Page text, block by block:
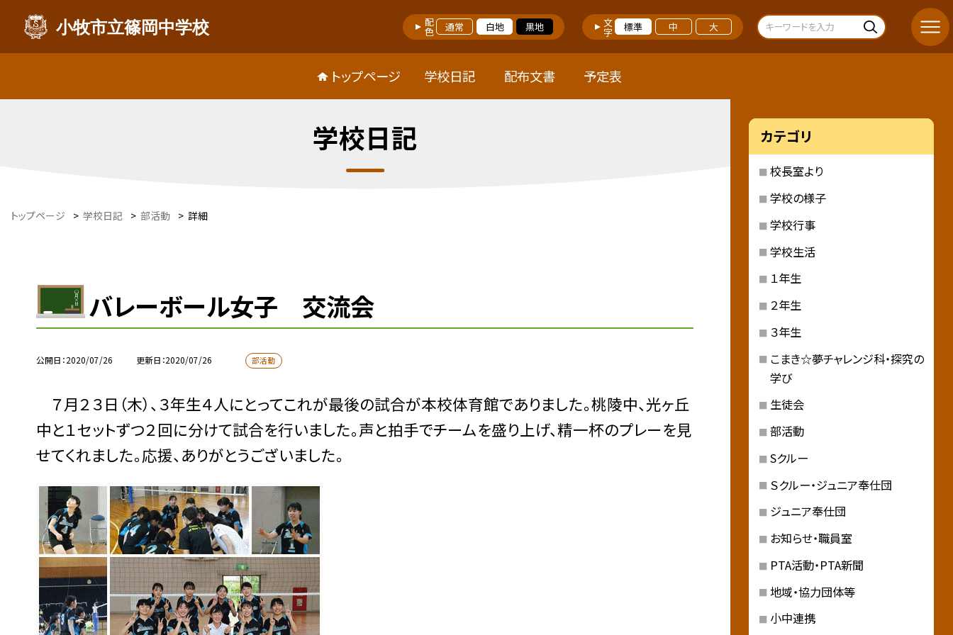
小牧市立篠岡中学校 配色 通常 白地 黒地 文字 標準 中 大
トップページ 学校日記 配布文書 予定表
学校日記
トップページ > 学校日記 > 部活動 > 詳細
バレーボール女子 交流会
公開日 2020/07/26 更新日 2020/07/26 部活動
７月２３日（木）、３年生４人にとってこれが最後の試合が本校体育館でありました。桃陵中、光ヶ丘
中と１セットずつ２回に分けて試合を行いました。声と拍手でチームを盛り上げ、精一杯のプレーを見
せてくれました。応援、ありがとうございました。
カテゴリ
校長室より
学校の様子
学校行事
学校生活
１年生
２年生
３年生
こまき☆夢チャレンジ科・探究の
学び
生徒会
部活動
Sクルー
Ｓクルー・ジュニア奉仕団
ジュニア奉仕団
お知らせ・職員室
PTA活動・PTA新聞
地域・協力団体等
小中連携